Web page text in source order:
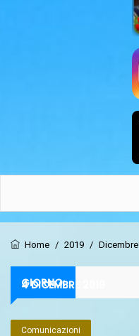
Home / 2019 / Dicembre
GIORNO:
4 DICEMBRE 2019
Comunicazioni